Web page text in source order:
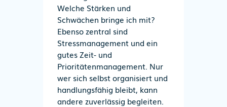
Welche Stärken und
Schwächen bringe ich mit?
Ebenso zentral sind
Stressmanagement und ein
gutes Zeit- und
Prioritätenmanagement. Nur
wer sich selbst organisiert und
handlungsfähig bleibt, kann
andere zuverlässig begleiten.